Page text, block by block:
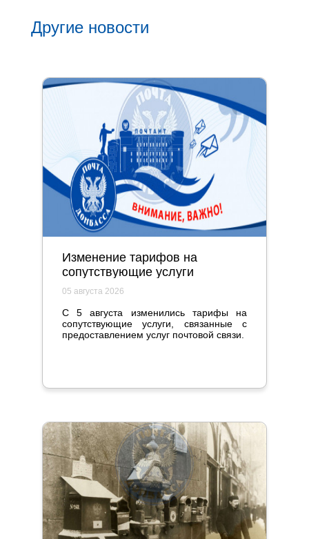
Другие новости
Изменение тарифов на
сопутствующие услуги
05 августа 2026
С 5 августа изменились тарифы на
сопутствующие услуги, связанные с
предоставлением услуг почтовой связи.